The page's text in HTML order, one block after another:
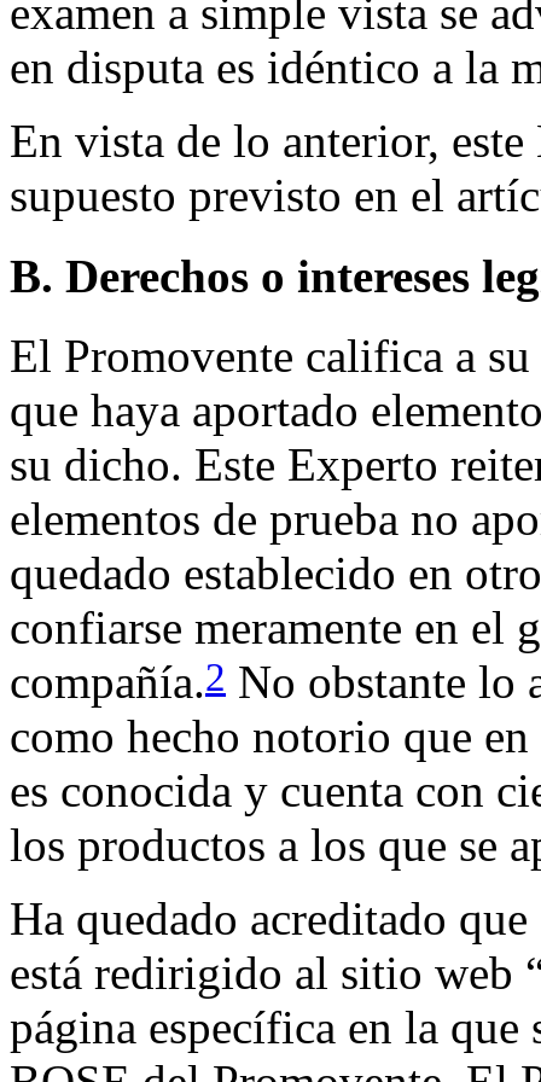
examen a simple vista se
en disputa es idéntico a la
En vista de lo anterior,
supuesto previsto en el
B. Derechos o intereses
El Promovente califica a
que haya aportado
su dicho. Este Experto
elementos de prueba no
quedado establecido en
confiarse meramente en el
compañía.2 No obstante lo
como hecho notorio que
es conocida y cuenta con
los productos a los que se
Ha quedado acreditado
está redirigido al sitio web
página específica en la que